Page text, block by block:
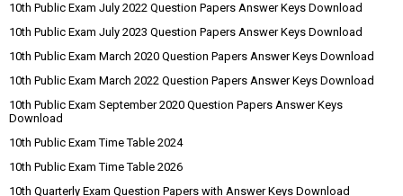
10th Public Exam July 2022 Question Papers Answer Keys Download
10th Public Exam July 2023 Question Papers Answer Keys Download
10th Public Exam March 2020 Question Papers Answer Keys Download
10th Public Exam March 2022 Question Papers Answer Keys Download
10th Public Exam September 2020 Question Papers Answer Keys
Download
10th Public Exam Time Table 2024
10th Public Exam Time Table 2026
10th Quarterly Exam Question Papers with Answer Keys Download